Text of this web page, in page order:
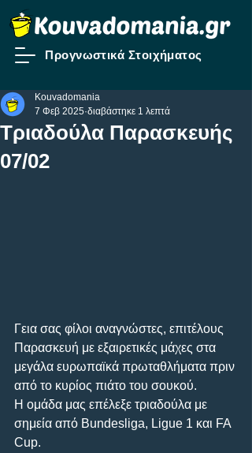
Προγνωστικά Στοιχήματος
Τριαδούλα Παρασκευής
07/02
Kouvadomania
7 Φεβ 2025 διαβάστηκε 1 λεπτά
Γεια σας φίλοι αναγνώστες, επιτέλους
Παρασκευή με εξαιρετικές μάχες στα
μεγάλα ευρωπαϊκά πρωταθλήματα πριν
από το κυρίος πιάτο του σουκού.
Η ομάδα μας επέλεξε τριαδούλα με
σημεία από Bundesliga, Ligue 1 και FA
Cup.